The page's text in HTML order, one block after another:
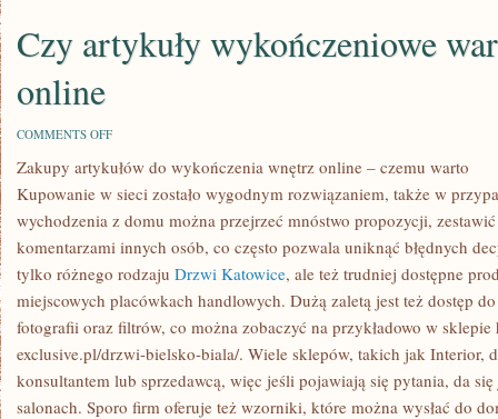
Czy artykuły wykończeniowe
online
COMMENTS OFFON
ARTYKUŁY
WYKOŃCZENIOWE
WARTO
KUPOWAĆ
Zakupy artykułów do wykończenia wnętrz online – czemu warto
Kupowanie w sieci zostało wygodnym rozwiązaniem, także w
wychodzenia z domu można przejrzeć mnóstwo propozycji,
komentarzami innych osób, co często pozwala uniknąć błędnych
tylko różnego rodzaju Drzwi Katowice, ale też trudniej dostępne
miejscowych placówkach handlowych. Dużą zaletą jest też dostęp
fotografii oraz filtrów, co można zobaczyć na przykładowo w
exclusive.pl/drzwi-bielsko-biala/. Wiele sklepów, takich jak Interior,
konsultantem lub sprzedawcą, więc jeśli pojawiają się pytania, da
salonach. Sporo firm oferuje też wzorniki, które można wysłać do